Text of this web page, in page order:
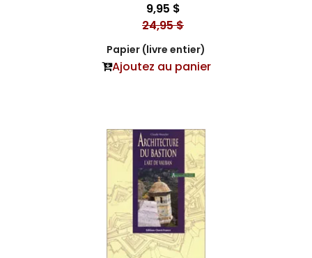
9,95 $
24,95 $
Papier (livre entier)
Ajoutez au panier